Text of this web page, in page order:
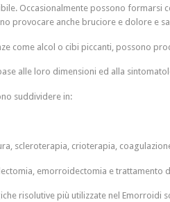
Occasionalmente possono
provocare anche bruciore e dolore e
come alcol o cibi piccanti, possono
alle loro dimensioni ed alla
suddividere in:
scleroterapia, crioterapia,
emorroidectomia e trattamento
risolutive più utilizzate nel